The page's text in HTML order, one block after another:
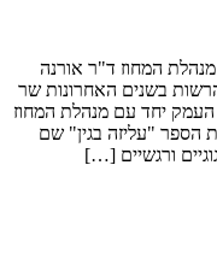
המחוז ד"ר אורנה
בשנים האחרונות שר
העמק יחד עם מנהלת המחוז
הספר "עליזה בגין" שם
ורגשיים […]